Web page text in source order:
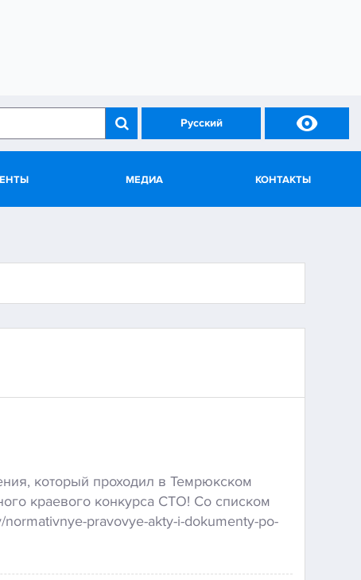
Русский 
МЕДИА КОНТАКТЫ
который проходил в Темрюкском
краевого конкурса СТО! Со списком
pravovye-akty-i-dokumenty-po-